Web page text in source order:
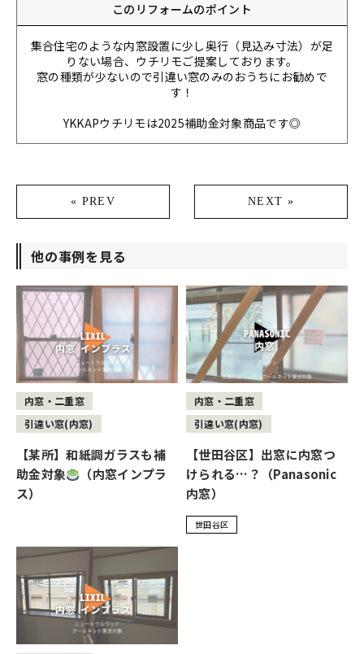
このリフォームのポイント
集合住宅のような内窓設置に少し奥行（見込み寸法）が足
りない場合、ウチリモご提案しております。
窓の種類が少ないので引違い窓のみのおうちにお勧めで
す！
YKKAPウチリモは2025補助金対象商品です◎
« PREV NEXT »
他の事例を見る
内窓・二重窓
引違い窓(内窓)
【某所】和紙調ガラスも補
助金対象
（内窓インプラ
ス）
内窓・二重窓
引違い窓(内窓)
【世田谷区】出窓に内窓つ
けられる…？（Panasonic
内窓）
世田谷区